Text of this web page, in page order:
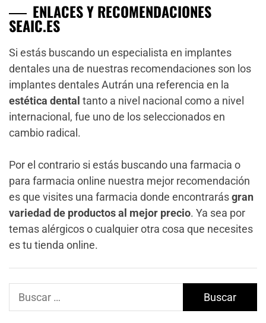
ENLACES Y RECOMENDACIONES
SEAIC.ES
Si estás buscando un especialista en implantes
dentales una de nuestras recomendaciones son los
implantes dentales Autrán una referencia en la
estética dental tanto a nivel nacional como a nivel
internacional, fue uno de los seleccionados en
cambio radical.
Por el contrario si estás buscando una farmacia o
para farmacia online nuestra mejor recomendación
es que visites una farmacia donde encontrarásgran
variedad de productos al mejor precio. Ya sea por
temas alérgicos o cualquier otra cosa que necesites
es tu tienda online.
Buscar: